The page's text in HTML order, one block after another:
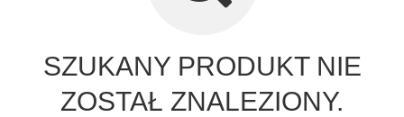
SZUKANY PRODUKT NIE
ZOSTAŁ ZNALEZIONY.